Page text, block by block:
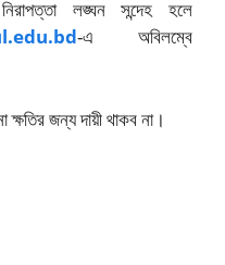
লঙ্ঘন সন্দেহ হলে
-এ অবিলম্বে
জন্য দায়ী থাকব না।